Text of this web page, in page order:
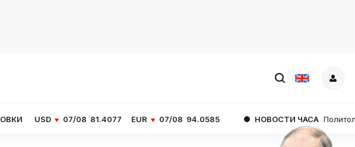
07/08 81.4077 EUR 07/08 94.0585 НОВОСТИ ЧАСА Политолог Ежов: